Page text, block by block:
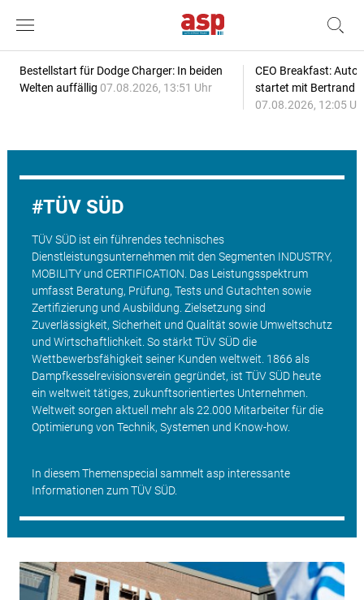
Bestellstart für Dodge Charger: In beiden
Welten auffällig 07.08.2026, 13:51 Uhr
CEO Breakfast:
startet mit Bertrand
07.08.2026, 12:05
TÜV SÜD
TÜV SÜD ist ein führendes technisches
Dienstleistungsunternehmen mit den Segmenten INDUSTRY,
MOBILITY und CERTIFICATION. Das Leistungsspektrum
umfasst Beratung, Prüfung, Tests und Gutachten sowie
Zertifizierung und Ausbildung. Zielsetzung sind
Zuverlässigkeit, Sicherheit und Qualität sowie Umweltschutz
und Wirtschaftlichkeit. So stärkt TÜV SÜD die
Wettbewerbsfähigkeit seiner Kunden weltweit. 1866 als
Dampfkesselrevisionsverein gegründet, ist TÜV SÜD heute
ein weltweit tätiges, zukunftsorientiertes Unternehmen.
Weltweit sorgen aktuell mehr als 22.000 Mitarbeiter für die
Optimierung von Technik, Systemen und Know-how.
In diesem Themenspecial sammelt asp interessante
Informationen zum TÜV SÜD.